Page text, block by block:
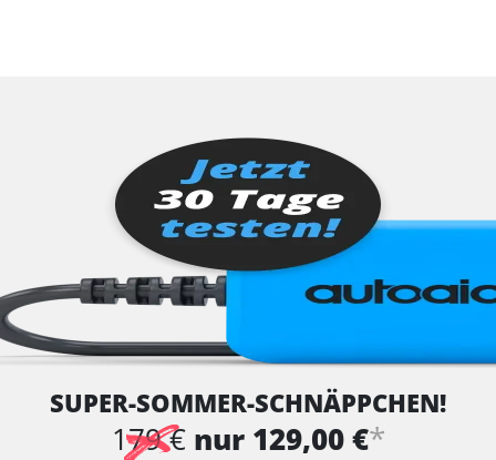
SUPER-SOMMER-SCHNÄPPCHEN!
179 € nur 129,00 €*